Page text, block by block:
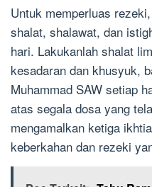
Untuk memperluas
shalat, shalawat, dan
hari. Lakukanlah shalat
kesadaran dan khusyuk,
Muhammad SAW setiap
atas segala dosa yang
mengamalkan ketiga
keberkahan dan rezeki